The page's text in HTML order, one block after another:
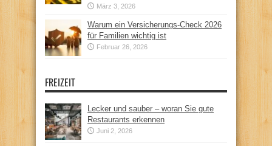
März 3, 2026
Warum ein Versicherungs-Check 2026
für Familien wichtig ist
Februar 26, 2026
FREIZEIT
Lecker und sauber – woran Sie gute
Restaurants erkennen
Juni 2, 2026